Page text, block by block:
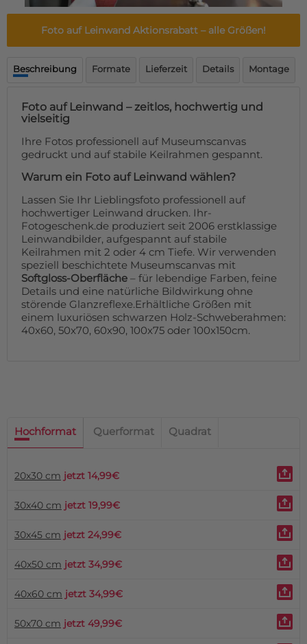
Über uns
Lieferzeiten
WhatsApp
Foto auf Leinwand Aktionsrabatt – alle Größen!
Beschreibung Formate Lieferzeit Details Montage
Foto auf Leinwand – zeitlos, hochwertig und
vielseitig
Ihre Fotos professionell auf Museumscanvas
gedruckt und auf stabile Keilrahmen gespannt.
Warum ein Foto auf Leinwand wählen?
Lassen Sie Ihr Lieblingsfoto professionell auf
hochwertiger Leinwand drucken. Ihr-
Fotogeschenk.de produziert seit 2006 erstklassige
Leinwandbilder, aufgespannt auf stabile
Keilrahmen mit 2 oder 4 cm Tiefe. Wir verwenden
speziell beschichtete Museumscanvas mit
Softgloss-Oberfläche – für lebendige Farben, feine
Details und eine natürliche Bildwirkung ohne
störende Glanzreflexe.Erhältliche Größen mit
einem luxuriösen schwarzen Holz-Schweberahmen:
40x60, 50x70, 60x90, 100x75 oder 100x150cm.
Hochformat Querformat Quadrat
20x30 cm jetzt 14,99€
30x40 cm jetzt 19,99€
30x45 cm jetzt 24,99€
40x50 cm jetzt 34,99€
40x60 cm jetzt 34,99€
50x70 cm jetzt 49,99€